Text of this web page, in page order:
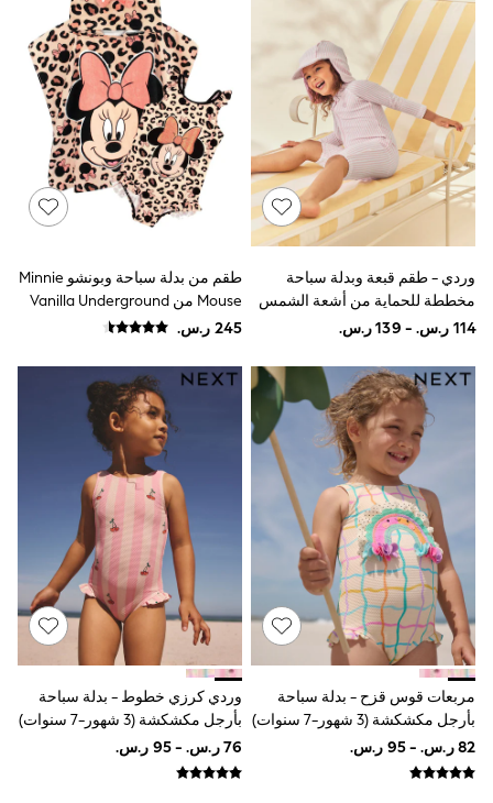
Joggers
adidas
Nike
All Girls Schoolwear
Shoes
Dresses
Trousers
Skirts
Shirts
Polo Shirts
Sweatshirts
Cardigans
Coats & Jackets
Underwear
Socks & Tights
Multipacks
Trainers & Pumps
Swimwear
Tops
Leggings
Shorts
Joggers
adidas
Nike
Shop All
Shoes
Coats & Jackets
Bags & Accessories
Shirts
Polo Shirts
Shop all
Shoes
Coats & Jackets
Bags
Polo Shirts
وردي - طقم قبعة وبدلة سباحة
مخططة للحماية من أشعة الشمس
(3شهور -7سنوات)
طقم من بدلة سباحة وبونشو Minnie
Mouse من Vanilla Underground
مربعات قوس قزح - بدلة سباحة
بأرجل مكشكشة (3 شهور-7 سنوات)
وردي كرزي خطوط - بدلة سباحة
بأرجل مكشكشة (3 شهور-7 سنوات)